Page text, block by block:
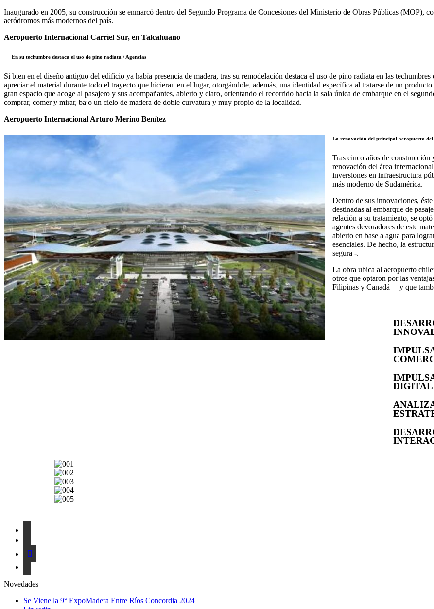
Inaugurado en 2005, su construcción se enmarcó dentro del Segundo Programa de Concesiones del Ministerio de Obras Públicas
aeródromos más modernos del país.
Aeropuerto Internacional Carriel Sur, en Talcahuano
En su techumbre destaca el uso de pino radiata / Agencias
Si bien en el diseño antiguo del edificio ya había presencia de madera, tras su remodelación destaca el uso de pino radiata en las
apreciar el material durante todo el trayecto que hicieran en el lugar, otorgándole, además, una identidad específica al tratarse de un
gran espacio que acoge al pasajero y sus acompañantes, abierto y claro, orientando el recorrido hacia la sala única de embarque en el
comprar, comer y mirar, bajo un cielo de madera de doble curvatura y muy propio de la localidad.
Aeropuerto Internacional Arturo Merino Benítez
La renovación del principal aeropuerto
Tras cinco años de construcción
renovación del área
inversiones en infraestructura
más moderno de Sudamérica.
Dentro de sus innovaciones,
destinadas al embarque de
relación a su tratamiento, se
agentes devoradores de este
abierto en base a agua para
esenciales. De hecho, la
segura -.
La obra ubica al aeropuerto
otros que optaron por las
Filipinas y Canadá— y que
Novedades
Se Viene la 9° ExpoMadera Entre Ríos Concordia 2024